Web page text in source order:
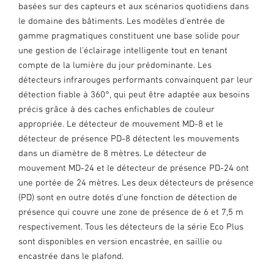
basées sur des capteurs et aux scénarios quotidiens dans
le domaine des bâtiments. Les modèles d'entrée de
gamme pragmatiques constituent une base solide pour
une gestion de l'éclairage intelligente tout en tenant
compte de la lumière du jour prédominante. Les
détecteurs infrarouges performants convainquent par leur
détection fiable à 360°, qui peut être adaptée aux besoins
précis grâce à des caches enfichables de couleur
appropriée. Le détecteur de mouvement MD-8 et le
détecteur de présence PD-8 détectent les mouvements
dans un diamètre de 8 mètres. Le détecteur de
mouvement MD-24 et le détecteur de présence PD-24 ont
une portée de 24 mètres. Les deux détecteurs de présence
(PD) sont en outre dotés d'une fonction de détection de
présence qui couvre une zone de présence de 6 et 7,5 m
respectivement. Tous les détecteurs de la série Eco Plus
sont disponibles en version encastrée, en saillie ou
encastrée dans le plafond.